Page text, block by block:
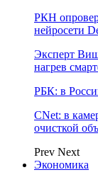
РКН
нейросети
Эксперт
нагрев
РБК: в
CNet: в
очисткой
Prev Next
Экономика